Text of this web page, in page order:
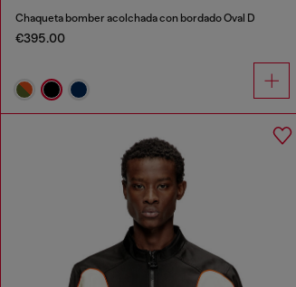
Chaqueta bomber acolchada con bordado Oval D
€395.00